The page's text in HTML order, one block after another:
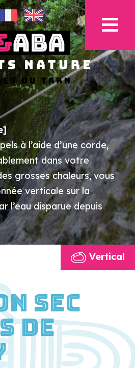
à l’aide d’une corde,
dans votre
grosses chaleurs, vous
verticale sur la
l’eau disparue depuis
Vertical
sec
de